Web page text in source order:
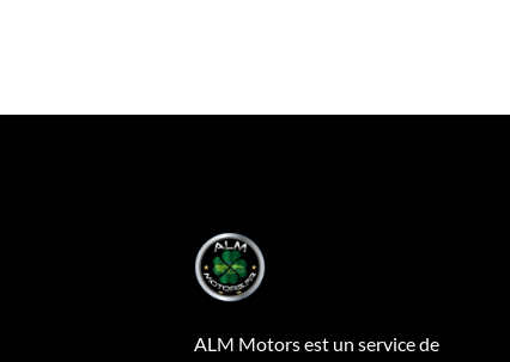
ALM Motors est un service de